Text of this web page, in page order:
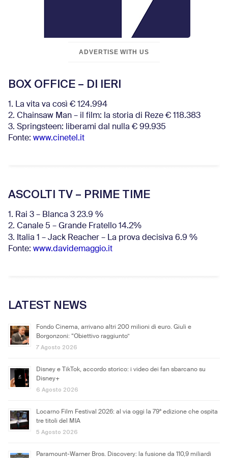
ADVERTISE WITH US
BOX OFFICE – DI IERI
1. La vita va così € 124.994
2. Chainsaw Man – il film: la storia di Reze € 118.383
3. Springsteen: liberami dal nulla € 99.935
Fonte: www.cinetel.it
ASCOLTI TV – PRIME TIME
1. Rai 3 – Blanca 3 23.9 %
2. Canale 5 – Grande Fratello 14.2%
3. Italia 1 – Jack Reacher – La prova decisiva 6.9 %
Fonte: www.davidemaggio.it
LATEST NEWS
Fondo Cinema, arrivano altri 200 milioni di euro. Giuli e
Borgonzoni: “Obiettivo raggiunto”
7 Agosto 2026
Disney e TikTok, accordo storico: i video dei fan sbarcano su
Disney+
6 Agosto 2026
Locarno Film Festival 2026: al via oggi la 79ª edizione che ospita
tre titoli del MIA
5 Agosto 2026
Paramount-Warner Bros. Discovery: la fusione da 110,9 miliardi